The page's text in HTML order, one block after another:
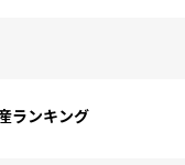
ランキング